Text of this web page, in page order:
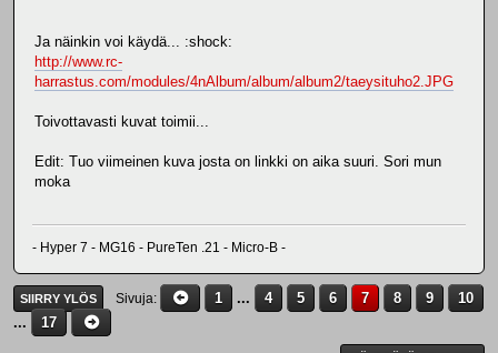
Ja näinkin voi käydä... :shock:
http://www.rc-
harrastus.com/modules/4nAlbum/album/album2/taeysituho2.JPG
Toivottavasti kuvat toimii...
Edit: Tuo viimeinen kuva josta on linkki on aika suuri. Sori mun
moka
- Hyper 7 - MG16 - PureTen .21 - Micro-B -
SIIRRY YLÖS Sivuja 1 ... 4 5 6 7 8 9
10
...
17